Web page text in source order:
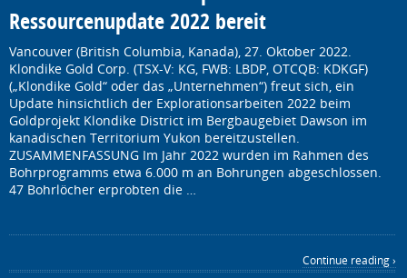
Ressourcenupdate 2022 bereit
Vancouver (British Columbia, Kanada), 27. Oktober 2022.
Klondike Gold Corp. (TSX-V: KG, FWB: LBDP, OTCQB: KDKGF)
(„Klondike Gold“ oder das „Unternehmen“) freut sich, ein
Update hinsichtlich der Explorationsarbeiten 2022 beim
Goldprojekt Klondike District im Bergbaugebiet Dawson im
kanadischen Territorium Yukon bereitzustellen.
ZUSAMMENFASSUNG Im Jahr 2022 wurden im Rahmen des
Bohrprogramms etwa 6.000 m an Bohrungen abgeschlossen.
47 Bohrlöcher erprobten die …
Continue reading ›